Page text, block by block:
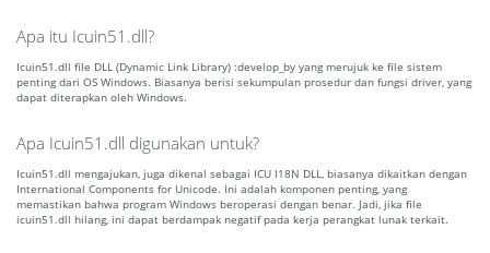
Apa itu Icuin51.dll?
Icuin51.dll file DLL (Dynamic Link Library) :develop_by yang merujuk ke file sistem
penting dari OS Windows. Biasanya berisi sekumpulan prosedur dan fungsi driver, yang
dapat diterapkan oleh Windows.
Apa Icuin51.dll digunakan untuk?
Icuin51.dll mengajukan, juga dikenal sebagai ICU I18N DLL, biasanya dikaitkan dengan
International Components for Unicode. Ini adalah komponen penting, yang
memastikan bahwa program Windows beroperasi dengan benar. Jadi, jika file
icuin51.dll hilang, ini dapat berdampak negatif pada kerja perangkat lunak terkait.